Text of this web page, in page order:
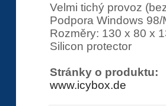
Velmi tichý provoz
Podpora Windows
Rozměry: 130 x 80 x
Silicon protector
Stránky o produktu:
www.icybox.de